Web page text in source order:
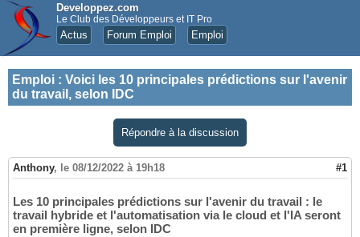
Developpez.com
Le Club des Développeurs et IT Pro
Actus Forum Emploi Emploi
Emploi : Voici les 10 principales prédictions sur l'avenir
du travail, selon IDC
Répondre à la discussion
Anthony, le 08/12/2022 à 19h18 #1
Les 10 principales prédictions sur l'avenir du travail : le
travail hybride et l'automatisation via le cloud et l'IA seront
en première ligne, selon IDC